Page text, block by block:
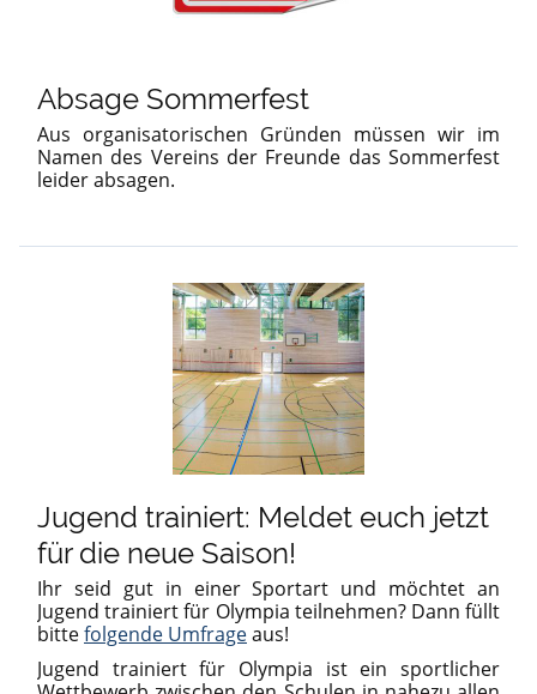
Absage Sommerfest
Aus organisatorischen Gründen müssen wir im
Namen des Vereins der Freunde das Sommerfest
leider absagen.
Jugend trainiert: Meldet euch jetzt
für die neue Saison!
Ihr seid gut in einer Sportart und möchtet an
Jugend trainiert für Olympia teilnehmen? Dann füllt
bittefolgende Umfrageaus!
Jugend trainiert für Olympia ist ein sportlicher